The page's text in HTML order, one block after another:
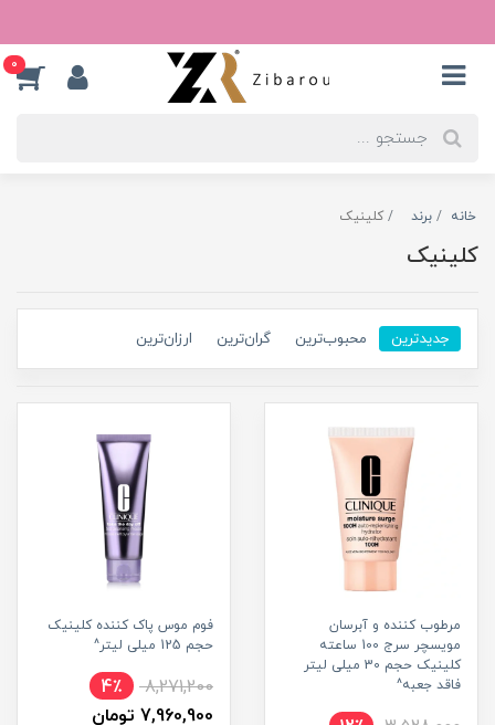
0
خانه برند کلینیک
کلینیک
جدیدترین محبوب‌ترین گران‌ترین ارزان‌ترین
مرطوب کننده و آبرسان
مویسچر سرج 100 ساعته
کلینیک حجم 30 میلی لیتر
فاقد جعبه^
فوم موس پاک کننده کلینیک
حجم 125 میلی لیتر^
8,271,200
4٪
7,960,900 تومان